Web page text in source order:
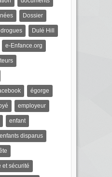
Dossier
drogues Dulé Hill
e-Enfance.org
égorge
employeur
enfant
enfants disparus
et sécurité